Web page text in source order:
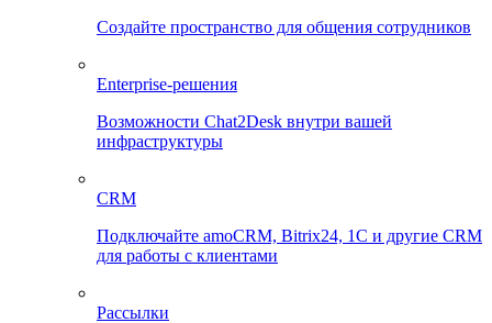
Создайте пространство для общения сотрудников
Enterprise-решения
Возможности Chat2Desk внутри вашей
инфраструктуры
CRM
Подключайте amoCRM, Bitrix24, 1C и другие CRM
для работы с клиентами
Рассылки